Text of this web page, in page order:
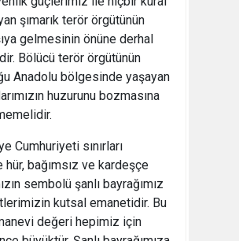
şımarık terör örgütünün
gelmesinin önüne derhal
Bölücü terör örgütünün
Anadolu bölgesinde yaşayan
huzurunu bozmasına
Cumhuriyeti sınırları
bağımsız ve kardeşçe
sembolü şanlı bayrağımız
kutsal emanetidir. Bu
değeri hepimiz için